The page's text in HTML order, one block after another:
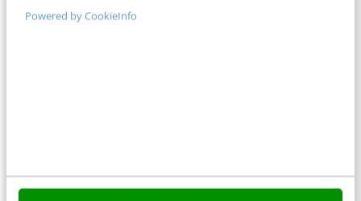
Powered by CookieInfo
+31 30 200 1045